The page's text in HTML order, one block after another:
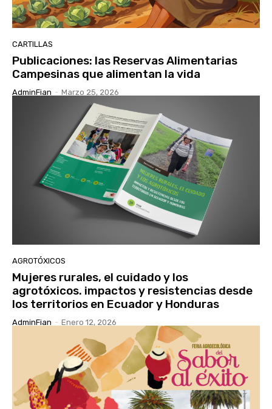
CARTILLAS
Publicaciones: las Reservas Alimentarias
Campesinas que alimentan la vida
AdminFian - Marzo 25, 2026
AGROTÓXICOS
Mujeres rurales, el cuidado y los
agrotóxicos. impactos y resistencias desde
los territorios en Ecuador y Honduras
AdminFian - Enero 12, 2026